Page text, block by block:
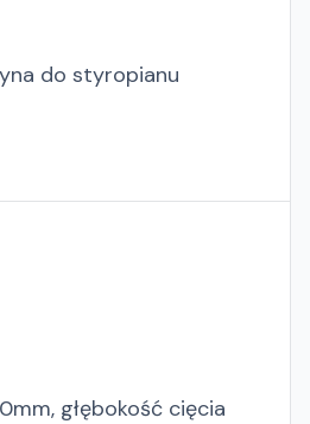
do styropianu
głębokość cięcia